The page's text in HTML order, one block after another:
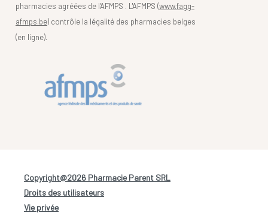
pharmacies agréées de l'AFMPS . L'AFMPS (www.fagg-
afmps.be) contrôle la légalité des pharmacies belges
(en ligne).
Copyright@2026 Pharmacie Parent SRL
Droits des utilisateurs
Vie privée